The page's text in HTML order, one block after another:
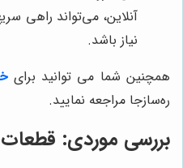
آنلاین، می‌تواند راهی
نیاز باشد.
همچنین شما می توانید برای
ره‌سازجا مراجعه نمایید.
بررسی موردی: قطعات